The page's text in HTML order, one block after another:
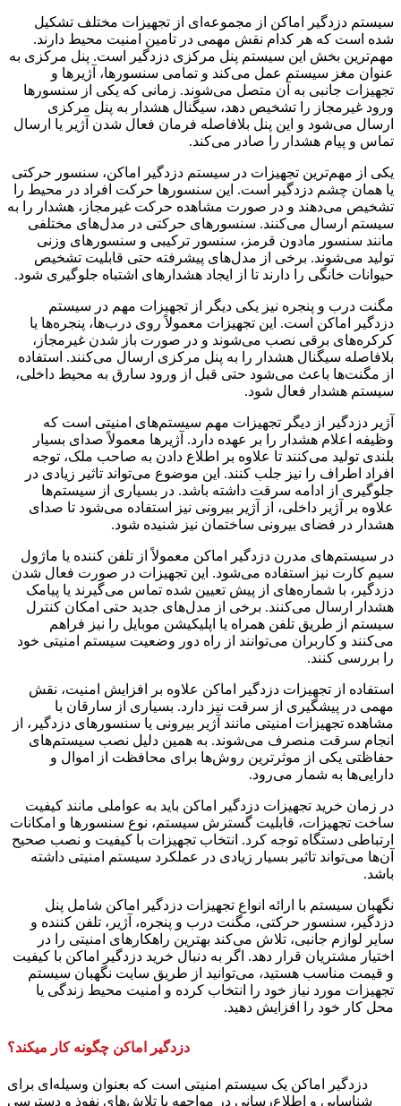
سیستم دزدگیر اماکن از مجموعه‌ای از تجهیزات مختلف تشکیل
شده است که هر کدام نقش مهمی در تامین امنیت محیط دارند.
مهم‌ترین بخش این سیستم پنل مرکزی دزدگیر است. پنل مرکزی به
عنوان مغز سیستم عمل می‌کند و تمامی سنسورها، آژیرها و
تجهیزات جانبی به آن متصل می‌شوند. زمانی که یکی از سنسورها
ورود غیرمجاز را تشخیص دهد، سیگنال هشدار به پنل مرکزی
ارسال می‌شود و این پنل بلافاصله فرمان فعال شدن آژیر یا ارسال
تماس و پیام هشدار را صادر می‌کند.
یکی از مهم‌ترین تجهیزات در سیستم دزدگیر اماکن، سنسور حرکتی
یا همان چشم دزدگیر است. این سنسورها حرکت افراد در محیط را
تشخیص می‌دهند و در صورت مشاهده حرکت غیرمجاز، هشدار را به
سیستم ارسال می‌کنند. سنسورهای حرکتی در مدل‌های مختلفی
مانند سنسور مادون قرمز، سنسور ترکیبی و سنسورهای وزنی
تولید می‌شوند. برخی از مدل‌های پیشرفته حتی قابلیت تشخیص
حیوانات خانگی را دارند تا از ایجاد هشدارهای اشتباه جلوگیری شود.
مگنت درب و پنجره نیز یکی دیگر از تجهیزات مهم در سیستم
دزدگیر اماکن است. این تجهیزات معمولاً روی درب‌ها، پنجره‌ها یا
کرکره‌های برقی نصب می‌شوند و در صورت باز شدن غیرمجاز،
بلافاصله سیگنال هشدار را به پنل مرکزی ارسال می‌کنند. استفاده
از مگنت‌ها باعث می‌شود حتی قبل از ورود سارق به محیط داخلی،
سیستم هشدار فعال شود.
آژیر دزدگیر از دیگر تجهیزات مهم سیستم‌های امنیتی است که
وظیفه اعلام هشدار را بر عهده دارد. آژیرها معمولاً صدای بسیار
بلندی تولید می‌کنند تا علاوه بر اطلاع دادن به صاحب ملک، توجه
افراد اطراف را نیز جلب کنند. این موضوع می‌تواند تاثیر زیادی در
جلوگیری از ادامه سرقت داشته باشد. در بسیاری از سیستم‌ها
علاوه بر آژیر داخلی، از آژیر بیرونی نیز استفاده می‌شود تا صدای
هشدار در فضای بیرونی ساختمان نیز شنیده شود.
در سیستم‌های مدرن دزدگیر اماکن معمولاً از تلفن کننده یا ماژول
سیم کارت نیز استفاده می‌شود. این تجهیزات در صورت فعال شدن
دزدگیر، با شماره‌های از پیش تعیین شده تماس می‌گیرند یا پیامک
هشدار ارسال می‌کنند. برخی از مدل‌های جدید حتی امکان کنترل
سیستم از طریق تلفن همراه یا اپلیکیشن موبایل را نیز فراهم
می‌کنند و کاربران می‌توانند از راه دور وضعیت سیستم امنیتی خود
را بررسی کنند.
استفاده از تجهیزات دزدگیر اماکن علاوه بر افزایش امنیت، نقش
مهمی در پیشگیری از سرقت نیز دارد. بسیاری از سارقان با
مشاهده تجهیزات امنیتی مانند آژیر بیرونی یا سنسورهای دزدگیر، از
انجام سرقت منصرف می‌شوند. به همین دلیل نصب سیستم‌های
حفاظتی یکی از موثرترین روش‌ها برای محافظت از اموال و
دارایی‌ها به شمار می‌رود.
در زمان خرید تجهیزات دزدگیر اماکن باید به عواملی مانند کیفیت
ساخت تجهیزات، قابلیت گسترش سیستم، نوع سنسورها و امکانات
ارتباطی دستگاه توجه کرد. انتخاب تجهیزات با کیفیت و نصب صحیح
آن‌ها می‌تواند تاثیر بسیار زیادی در عملکرد سیستم امنیتی داشته
باشد.
نگهبان سیستم با ارائه انواع تجهیزات دزدگیر اماکن شامل پنل
دزدگیر، سنسور حرکتی، مگنت درب و پنجره، آژیر، تلفن کننده و
سایر لوازم جانبی، تلاش می‌کند بهترین راهکارهای امنیتی را در
اختیار مشتریان قرار دهد. اگر به دنبال خرید دزدگیر اماکن با کیفیت
و قیمت مناسب هستید، می‌توانید از طریق سایت نگهبان سیستم
تجهیزات مورد نیاز خود را انتخاب کرده و امنیت محیط زندگی یا
محل کار خود را افزایش دهید.
دزدگیر اماکن چگونه کار میکند؟
دزدگیر اماکن یک سیستم امنیتی است که بعنوان وسیله‌ای برای
شناسایی و اطلاع‌رسانی در مواجهه با تلاش‌های نفوذ و دسترسی